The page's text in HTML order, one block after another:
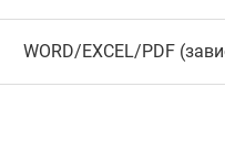
WORD/EXCEL/PDF